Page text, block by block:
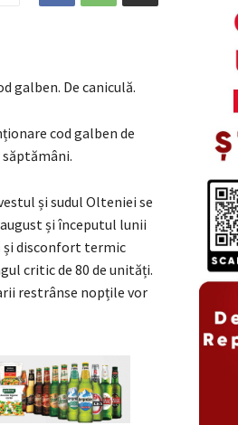
galben. De caniculă.
cod galben de
și sudul Olteniei se
și începutul lunii
și disconfort termic
critic de 80 de unități.
restrânse nopțile vor